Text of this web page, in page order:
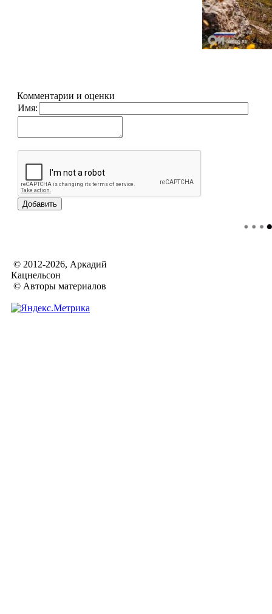
Комментарии и оценки
Имя:
© 2012-2026, Аркадий
Кацнельсон
© Авторы материалов